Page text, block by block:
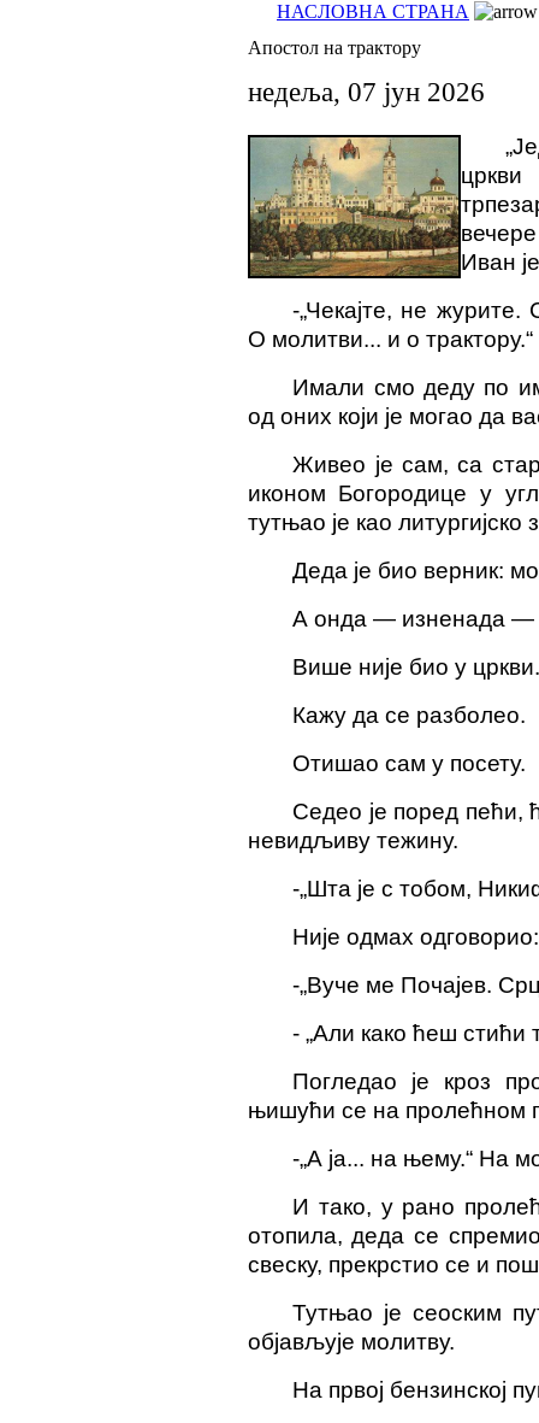
НАСЛОВНА СТРАНА
Апостол на трактору
недеља, 07 јун 2026
Иван
-„Чекајте, не журите.
О молитви... и о трактору.“
Имали смо деду по
од оних који је могао да
Живео је сам, са
иконом Богородице у
тутњао је као литургијско
Деда је био верник:
А онда — изненада —
Више није био у
Кажу да се разболео.
Отишао сам у посету.
Седео је поред пећи,
невидљиву тежину.
-„Шта је с тобом,
Није одмах одговорио:
-„Вуче ме Почајев.
- „Али како ћеш стићи
Погледао је кроз
њишући се на пролећном
-„А ја... на њему.“ На
И тако, у рано
отопила, деда се
свеску, прекрстио се и
Тутњао је сеоским
објављује молитву.
На првој бензинској